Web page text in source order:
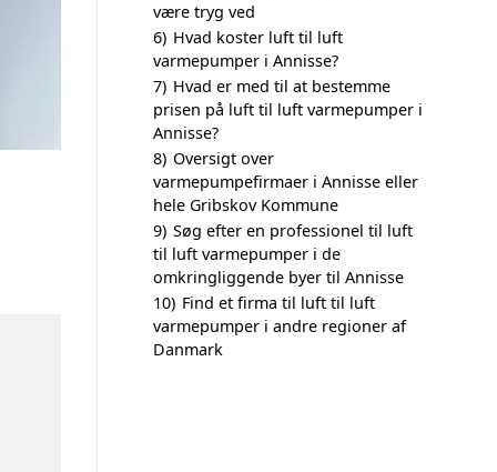
være tryg ved
6) Hvad koster luft til luft
varmepumper i Annisse?
7) Hvad er med til at bestemme
prisen på luft til luft varmepumper i
Annisse?
8) Oversigt over
varmepumpefirmaer i Annisse eller
hele Gribskov Kommune
9) Søg efter en professionel til luft
til luft varmepumper i de
omkringliggende byer til Annisse
10) Find et firma til luft til luft
varmepumper i andre regioner af
Danmark